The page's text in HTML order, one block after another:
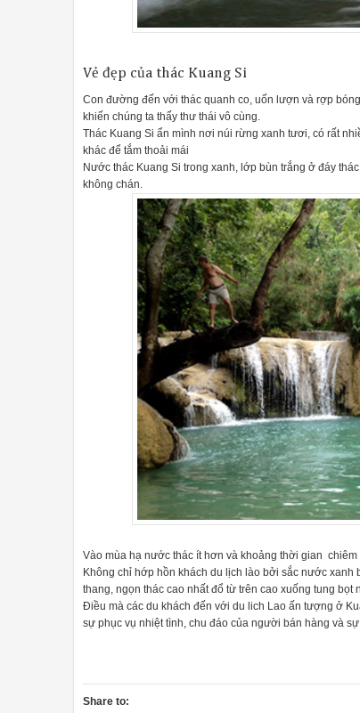
Vẻ đẹp của thác Kuang Si
Con đường đến với thác quanh co, uốn lượn và rợp
khiến chúng ta thấy thư thái vô cùng.
Thác Kuang Si ẩn mình nơi núi rừng xanh tươi, có rất
khác để tắm thoải mái
Nước thác Kuang Si trong xanh, lớp bùn trắng ở đáy
không chán.
Vào mùa hạ nước thác ít hơn và khoảng thời gian
Không chỉ hớp hồn khách du lịch lào bởi sắc nước
thang, ngọn thác cao nhất đổ từ trên cao xuống tung
Điều mà các du khách đến với du lich Lao ấn tượng ở
sự phục vụ nhiệt tình, chu đáo của người bán hàng và
Share to: